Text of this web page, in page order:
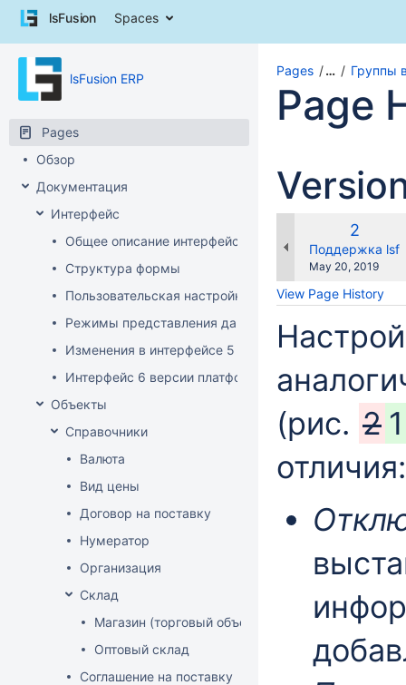
Skip
content
Skip
breadcrumbs
header
Skip
lsFusion Spaces
lsFusion ERP
Pages
Обзор
Документация
Интерфейс
Общее описание интерфейса клиента
Структура формы
Пользовательская настройка интерфейса
Режимы представления данных
Изменения в интерфейсе 5 версии платформы
Интерфейс 6 версии платформы
Объекты
Справочники
Валюта
Вид цены
Договор на поставку
Нумератор
Организация
Склад
Магазин (торговый объект)
Оптовый склад
Соглашение на поставку
Pages … Группы
Page
Old
Version
2
Поддержка lsf
Saved
May 20, 2019
View Page History
(рис. 2 1
отличия: